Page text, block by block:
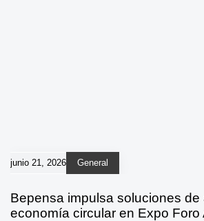
junio 21, 2026 General
Bepensa impulsa soluciones
economía circular en Expo Foro